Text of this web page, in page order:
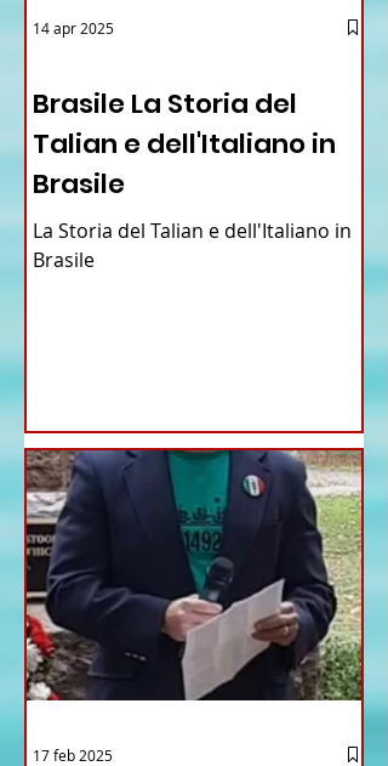
Brasile La Storia del
Talian e dell'Italiano in
Brasile
La Storia del Talian e dell'Italiano in
Brasile
14 apr 2025
17 feb 2025